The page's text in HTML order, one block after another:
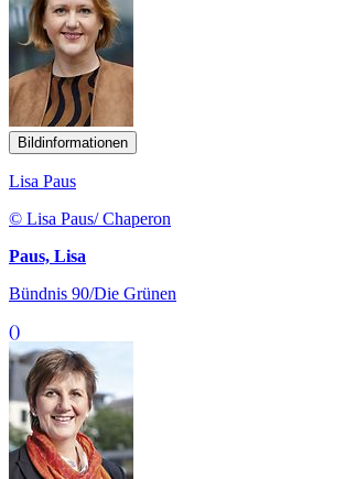
Bildinformationen
Lisa Paus
© Lisa Paus/ Chaperon
Paus, Lisa
Bündnis 90/Die Grünen
()